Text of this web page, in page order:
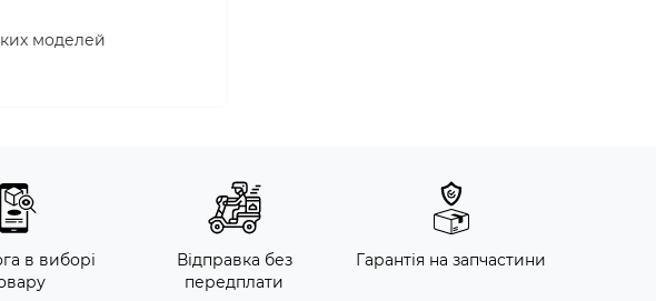
моделей
в виборі
Відправка без
передплати
Гарантія на запчастини